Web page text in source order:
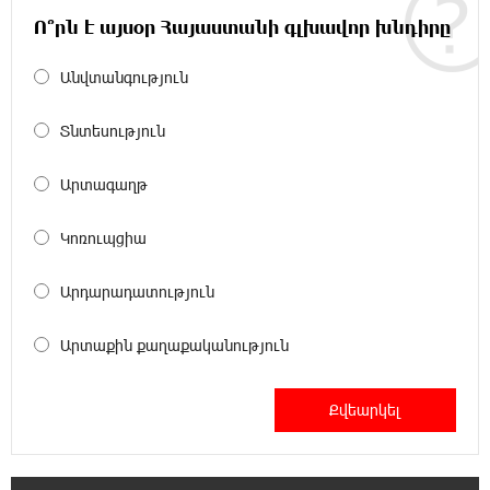
Փաշինյանն ու Թրամփը հեռախոսազրույց
Չհանե´ս խաչդ, Հայաստան աշխարհ․ Ուժեղ
Սիցիլիայի օդանավակայանը փակվել է
Հետվճարի փոխարեն՝ արժանապատիվ և
համակարգը սոցիալական անարդարության խնդիր
Ո՞րն է այսօր Հայաստանի գլխավոր խնդիրը
Անվտանգություն
Տնտեսություն
Արտագաղթ
Կոռուպցիա
Արդարադատություն
Արտաքին քաղաքականություն